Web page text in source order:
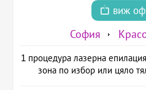
виж
София
1 процедура лазерна
зона по избор или цяло